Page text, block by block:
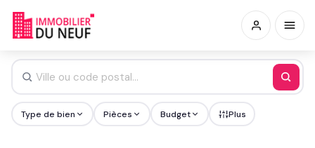
Type de bien Pièces Budget Plus